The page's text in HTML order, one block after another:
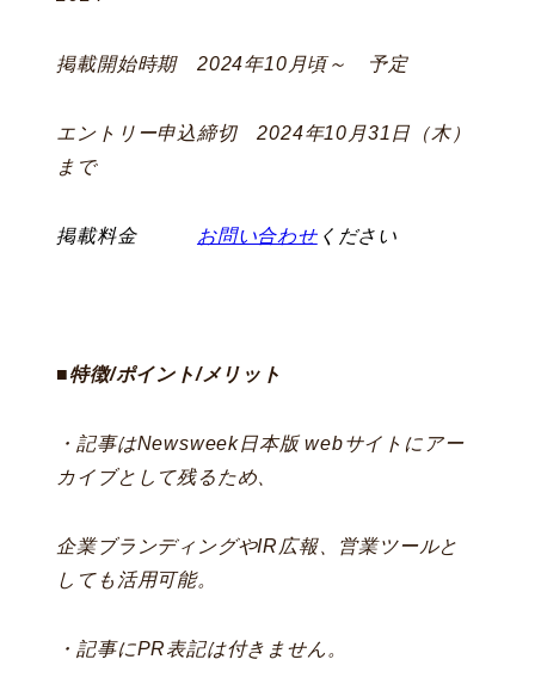
掲載開始時期 2024年10月頃～ 予定
エントリー申込締切 2024年10月31日（木）
まで
掲載料金 お問い合わせください
■特徴/ポイント/メリット
・記事はNewsweek日本版 webサイトにアー
カイブとして残るため、
企業ブランディングやIR広報、営業ツールと
しても活用可能。
・記事にPR表記は付きません。